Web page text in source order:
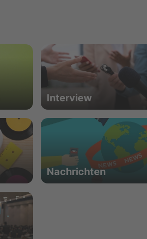
Interview
Nachrichten